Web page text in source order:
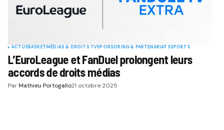
ACTUSBASKET MÉDIAS & DROITS TVSPONSORING & PARTENARIATSSPORTS
L’EuroLeague et FanDuel prolongent leurs
accords de droits médias
ParMathieu Portogallo21 octobre 2025